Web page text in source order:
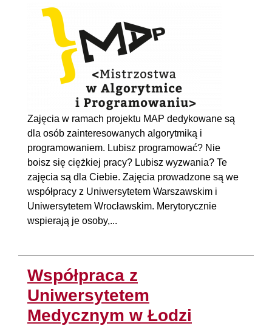
Zajęcia w ramach projektu MAP dedykowane są
dla osób zainteresowanych algorytmiką i
programowaniem. Lubisz programować? Nie
boisz się ciężkiej pracy? Lubisz wyzwania? Te
zajęcia są dla Ciebie. Zajęcia prowadzone są we
współpracy z Uniwersytetem Warszawskim i
Uniwersytetem Wrocławskim. Merytorycznie
wspierają je osoby,...
Współpraca z
Uniwersytetem
Medycznym w Łodzi